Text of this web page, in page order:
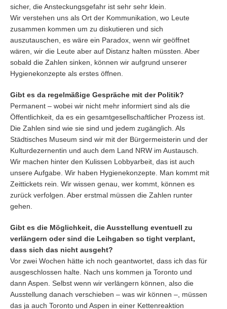
sicher, die Ansteckungsgefahr ist sehr sehr klein.
Wir verstehen uns als Ort der Kommunikation, wo Leute
zusammen kommen um zu diskutieren und sich
auszutauschen, es wäre ein Paradox, wenn wir geöffnet
wären, wir die Leute aber auf Distanz halten müssten. Aber
sobald die Zahlen sinken, können wir aufgrund unserer
Hygienekonzepte als erstes öffnen.
Gibt es da regelmäßige Gespräche mit der Politik?
Permanent – wobei wir nicht mehr informiert sind als die
Öffentlichkeit, da es ein gesamtgesellschaftlicher Prozess ist.
Die Zahlen sind wie sie sind und jedem zugänglich. Als
Städtisches Museum sind wir mit der Bürgermeisterin und der
Kulturdezernentin und auch dem Land NRW im Austausch.
Wir machen hinter den Kulissen Lobbyarbeit, das ist auch
unsere Aufgabe. Wir haben Hygienekonzepte. Man kommt mit
Zeittickets rein. Wir wissen genau, wer kommt, können es
zurück verfolgen. Aber erstmal müssen die Zahlen runter
gehen.
Gibt es die Möglichkeit, die Ausstellung eventuell zu
verlängern oder sind die Leihgaben so tight verplant,
dass sich das nicht ausgeht?
Vor zwei Wochen hätte ich noch geantwortet, dass ich das für
ausgeschlossen halte. Nach uns kommen ja Toronto und
dann Aspen. Selbst wenn wir verlängern können, also die
Ausstellung danach verschieben – was wir können –, müssen
das ja auch Toronto und Aspen in einer Kettenreaktion